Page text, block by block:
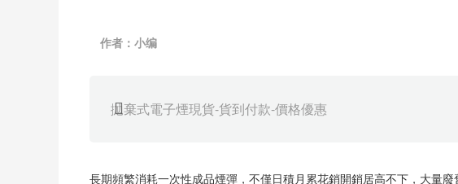
作者：小编
拋棄式電子煙現貨-貨到付款-價格優惠
長期頻繁消耗一次性成品煙彈，不僅日積月累花銷開銷居高不下，大量